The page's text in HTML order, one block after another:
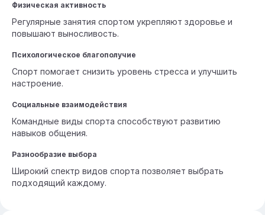
Физическая активность
Регулярные занятия спортом укрепляют здоровье и
повышают выносливость.
Психологическое благополучие
Спорт помогает снизить уровень стресса и улучшить
настроение.
Социальные взаимодействия
Командные виды спорта способствуют развитию
навыков общения.
Разнообразие выбора
Широкий спектр видов спорта позволяет выбрать
подходящий каждому.